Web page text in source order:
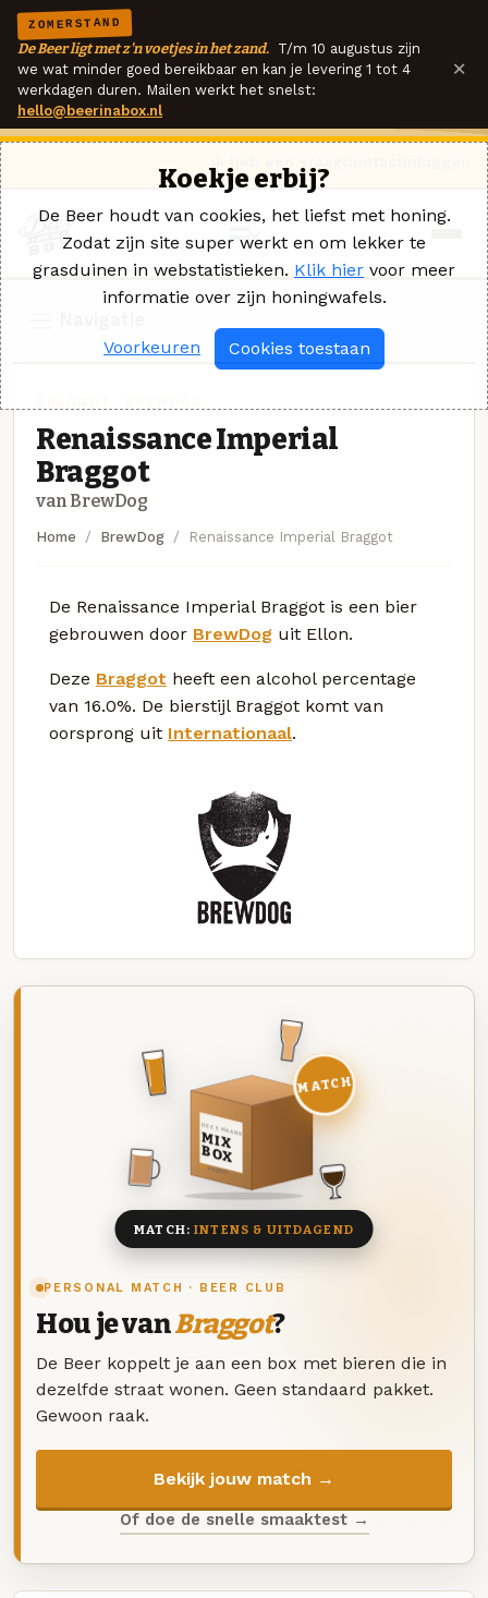
ZOMERSTAND
De Beer ligt met z'n voetjes in het zand. T/m 10 augustus zijn
we wat minder goed bereikbaar en kan je levering 1 tot 4
werkdagen duren. Mailen werkt het snelst:
hello@beerinabox.nl
×
Renaissance Imperial
Braggot
van BrewDog
Home BrewDog Renaissance Imperial Braggot
De Renaissance Imperial Braggot is een bier
gebrouwen door BrewDog uit Ellon.
Deze Braggot heeft een alcohol percentage
van 16.0%. De bierstijl Braggot komt van
oorsprong uit Internationaal.
PERSONAL MATCH · BEER CLUB
Hou je vanBraggot?
De Beer koppelt je aan een box met bieren die in
dezelfde straat wonen. Geen standaard pakket.
Gewoon raak.
Bekijk jouw match →
Of doe de snelle smaaktest →
DEZE MAAND
MIX
BOX
8 BIEREN
MATCH
MATCH:INTENS & UITDAGEND
Koekje erbij?
De Beer houdt van cookies, het liefst met honing.
Zodat zijn site super werkt en om lekker te
grasduinen in webstatistieken. Klik hier voor meer
informatie over zijn honingwafels.
Voorkeuren Cookies toestaan